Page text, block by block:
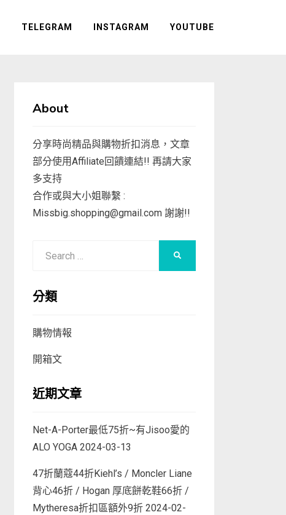
TELEGRAM INSTAGRAM YOUTUBE
About
分享時尚精品與購物折扣消息，文章
部分使用Affiliate回饋連結!! 再請大家
多支持
合作或與大小姐聯繫 :
Missbig.shopping@gmail.com謝謝!!
分類
購物情報
開箱文
近期文章
Net-A-Porter最低75折~有Jisoo愛的
ALO YOGA 2024-03-13
47折蘭蔻44折Kiehl’s / Moncler Liane
背心46折 / Hogan 厚底餅乾鞋66折 /
Mytheresa折扣區額外9折 2024-02-